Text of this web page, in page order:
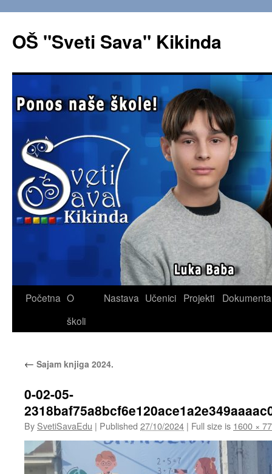
OŠ "Sveti Sava" Kikinda
Skip
Početna O
školi
Nastava Učenici Projekti Dokumenta
← Sajam knjiga 2024.
0-02-05-
By SvetiSavaEdu | Published 27/10/2024 | Full size is 1600 ×